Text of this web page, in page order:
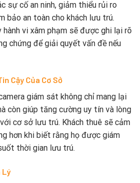
sự cố an ninh, giảm thiểu rủi ro
bảo an toàn cho khách lưu trú.
hành vi xâm phạm sẽ được ghi lại rõ
chứng để giải quyết vấn đề nếu
Cậy Của Cơ Sở
giám sát không chỉ mang lại
còn giúp tăng cường uy tín và lòng
cơ sở lưu trú. Khách thuê sẽ cảm
hơn khi biết rằng họ được giám
thời gian lưu trú.
Lý